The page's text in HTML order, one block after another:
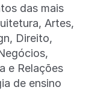
das mais
Artes,
Direito,
e Relações
de ensino